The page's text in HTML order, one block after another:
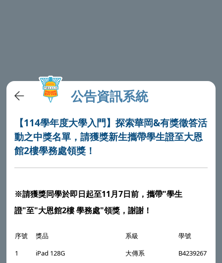
公告資訊系統
【114學年度大學入門】探索華岡&有獎徵答活
動之中獎名單，請獲獎新生攜帶學生證至大恩
館2樓學務處領獎！
※請獲獎同學於即日起至11 月7 日前，攜帶"學生
證"至"大恩館2樓 學務處"領獎，謝謝！
序號 獎品 系級
學號
1
iPad 128G 大傳系
B4239267